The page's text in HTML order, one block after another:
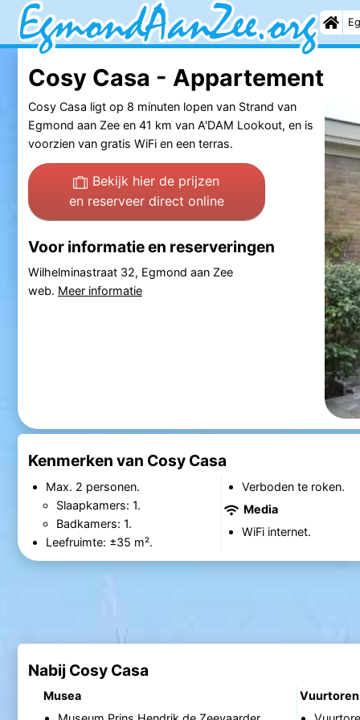
Cosy Casa - Appartement
Cosy Casa ligt op 8 minuten lopen van Strand van
Egmond aan Zee en 41 km van A'DAM Lookout, en is
voorzien van gratis WiFi en een terras.
Bekijk hier de prijzen
en reserveer direct online
Voor informatie en reserveringen
Wilhelminastraat 32, Egmond aan Zee
web. Meer informatie
Kenmerken van Cosy Casa
Max. 2 personen.
Slaapkamers: 1.
Badkamers: 1.
Leefruimte: ±35 m².
Verboden te roken.
Media
WiFi internet.
Nabij Cosy Casa
Musea